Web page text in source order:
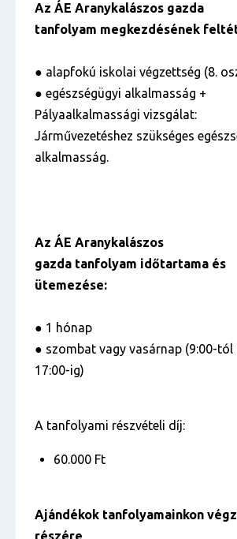
Az ÁE Aranykalászos gazda
tanfolyam megkezdésének
● alapfokú iskolai végzettség (8.
● egészségügyi alkalmasság +
Pályaalkalmassági vizsgálat:
Járművezetéshez szükséges
alkalmasság.
Az ÁE Aranykalászos
gazda tanfolyam időtartama és
ütemezése:
● 1 hónap
● szombat vagy vasárnap (9:00-tól
17:00-ig)
A tanfolyami részvételi díj:
60.000 Ft
Ajándékok tanfolyamainkon
részére